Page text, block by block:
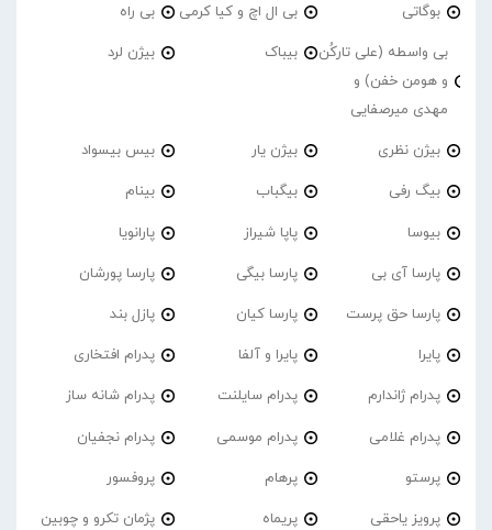
بوگاتی بی ال اچ و کیا کرمی بی راه
بی واسطه (علی تارکُن
و هومن خفن) و
مهدی میرصفایی
بیباک بیژن لرد
بیژن نظری بیژن یار بیس بیسواد
بیگ رفی بیگباب بینام
بیوسا پاپا شیراز پارانویا
پارسا آی بی پارسا بیگی پارسا پورشان
پارسا حق پرست پارسا کیان پازل بند
پایرا پایرا و آلفا پدرام افتخاری
پدرام ژاندارم پدرام‌ سایلنت پدرام شانه ساز
پدرام غلامی پدرام موسمی پدرام نجفیان
پرستو پرهام پروفسور
پرویز یاحقی پریماه پژمان تکرو و چوبین